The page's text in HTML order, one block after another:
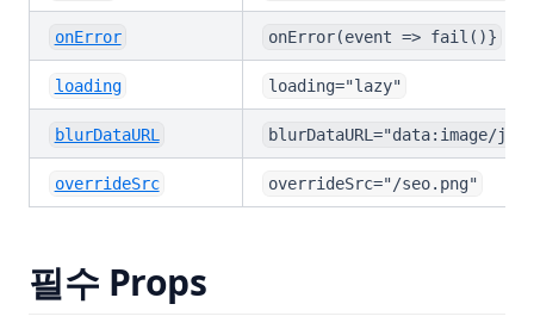
onError onError(event => fail()}
loading loading="lazy"
blurDataURL blurDataURL="data:image/
overrideSrc overrideSrc="/seo.png"
필수 Props